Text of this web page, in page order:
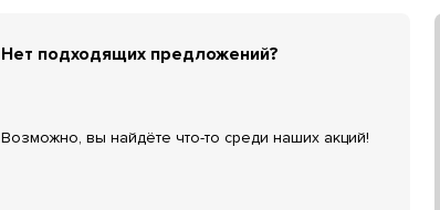
Нет подходящих предложений?
Возможно, вы найдёте что-то среди наших акций!